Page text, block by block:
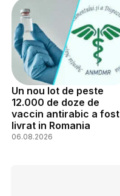
Un nou lot de peste
12.000 de doze de
vaccin antirabic a fost
livrat in Romania
06.08.2026